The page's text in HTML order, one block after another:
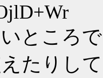
ところ
えたり